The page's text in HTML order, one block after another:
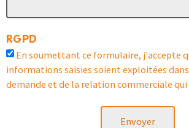
RGPD
En soumettant ce formulaire, j'accepte
informations saisies soient exploitées
demande et de la relation commerciale qui
Envoyer